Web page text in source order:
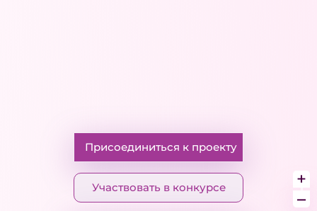
Присоединиться к проекту
Участвовать в конкурсе
+
–